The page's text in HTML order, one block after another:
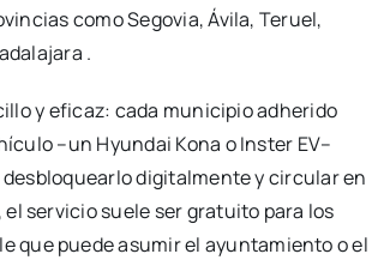
como Segovia, Ávila, Teruel,
.
y eficaz: cada municipio adherido
–un Hyundai Kona o Inster EV–
digitalmente y circular en
servicio suele ser gratuito para los
que puede asumir el ayuntamiento o el